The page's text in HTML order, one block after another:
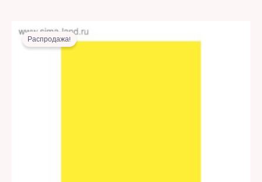
Распродажа!
цена
составляла8,00 MDL.